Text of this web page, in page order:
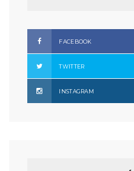
FACEBOOK
TWITTER
INSTAGRAM